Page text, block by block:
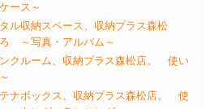
ース～
ル収納スペース、収納プラス森松
～写真・アルバム～
クルーム、収納プラス森松店。 使い
ナボックス、収納プラス森松店。 使